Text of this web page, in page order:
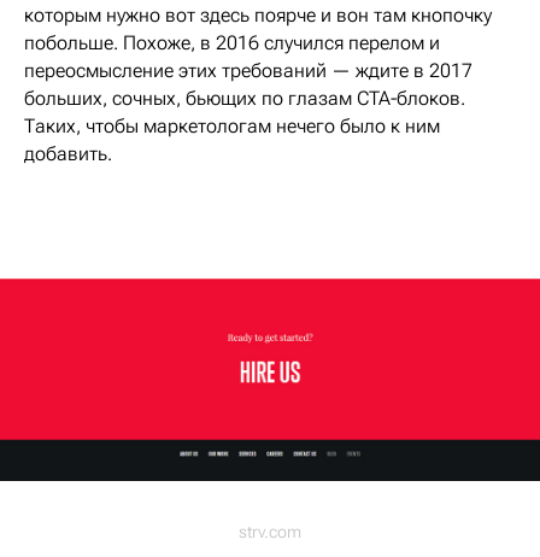
которым нужно вот здесь поярче и вон там кнопочку
побольше. Похоже, в 2016 случился перелом и
переосмысление этих требований — ждите в 2017
больших, сочных, бьющих по глазам CTA-блоков.
Таких, чтобы маркетологам нечего было к ним
добавить.
strv.com